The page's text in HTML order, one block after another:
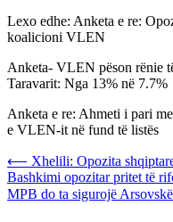
Lexo edhe: Anketa e re:
koalicioni VLEN
Anketa- VLEN pëson rënie
Taravarit: Nga 13% në 7.7%
Anketa e re: Ahmeti i pari
e VLEN-it në fund të listës
Post
navigation
⟵ Xhelili: Opozita
Bashkimi opozitar pritet të
MPB do ta sigurojë